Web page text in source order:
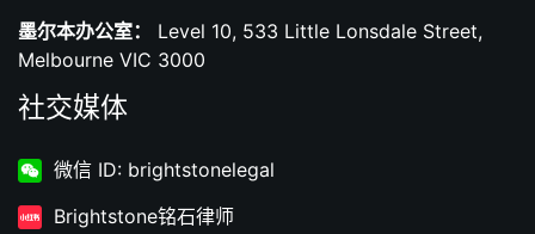
墨尔本办公室：
Level 10, 533 Little Lonsdale Street,
Melbourne VIC 3000
社交媒体
微信 ID: brightstonelegal
Brightstone铭石律师